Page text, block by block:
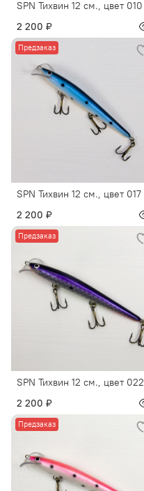
SPN Тихвин 12 см., цвет 010
2 200 ₽
Предзаказ
SPN Тихвин 12 см., цвет 017
2 200 ₽
Предзаказ
SPN Тихвин 12 см., цвет 022
2 200 ₽
Предзаказ